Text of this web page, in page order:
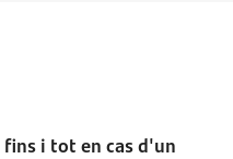
fins i tot en cas d'un